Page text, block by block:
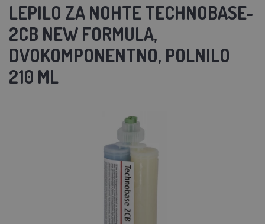
LEPILO ZA NOHTE TECHNOBASE-
2CB NEW FORMULA,
DVOKOMPONENTNO, POLNILO
210 ML